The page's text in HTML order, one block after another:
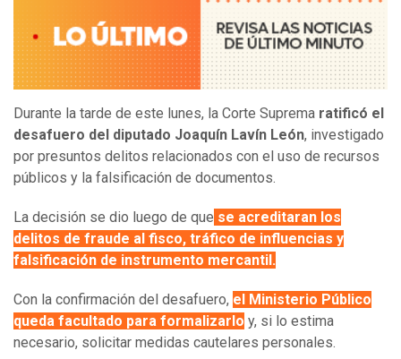
Durante la tarde de este lunes, la Corte Suprema ratificó el
desafuero del diputado Joaquín Lavín León, investigado
por presuntos delitos relacionados con el uso de recursos
públicos y la falsificación de documentos.
La decisión se dio luego de que se acreditaran los
delitos de fraude al fisco, tráfico de influencias y
falsificación de instrumento mercantil.
Con la confirmación del desafuero, el Ministerio Público
queda facultado para formalizarlo y, si lo estima
necesario, solicitar medidas cautelares personales.